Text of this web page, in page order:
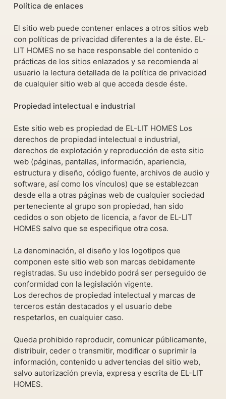
Política de enlaces
El sitio web puede contener enlaces a otros sitios web
con políticas de privacidad diferentes a la de éste. EL-
LIT HOMES no se hace responsable del contenido o
prácticas de los sitios enlazados y se recomienda al
usuario la lectura detallada de la política de privacidad
de cualquier sitio web al que acceda desde éste.
Propiedad intelectual e industrial
Este sitio web es propiedad de EL-LIT HOMES Los
derechos de propiedad intelectual e industrial,
derechos de explotación y reproducción de este sitio
web (páginas, pantallas, información, apariencia,
estructura y diseño, código fuente, archivos de audio y
software, así como los vínculos) que se establezcan
desde ella a otras páginas web de cualquier sociedad
perteneciente al grupo son propiedad, han sido
cedidos o son objeto de licencia, a favor de EL-LIT
HOMES salvo que se especifique otra cosa.
La denominación, el diseño y los logotipos que
componen este sitio web son marcas debidamente
registradas. Su uso indebido podrá ser perseguido de
conformidad con la legislación vigente.
Los derechos de propiedad intelectual y marcas de
terceros están destacados y el usuario debe
respetarlos, en cualquier caso.
Queda prohibido reproducir, comunicar públicamente,
distribuir, ceder o transmitir, modificar o suprimir la
información, contenido u advertencias del sitio web,
salvo autorización previa, expresa y escrita de EL-LIT
HOMES.